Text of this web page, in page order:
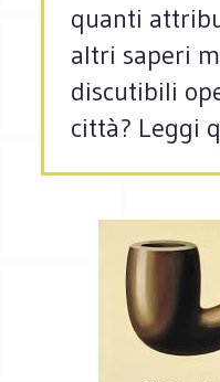
quanti
altri saperi
discutibili
città? Leggi